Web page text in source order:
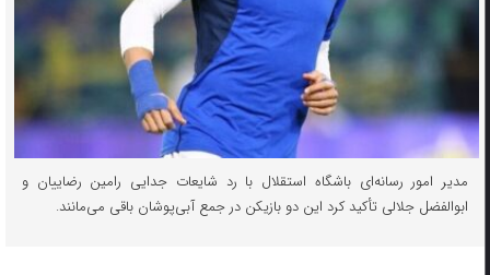
مدیر امور رسانه‌ای باشگاه استقلال با رد شایعات جدایی رامین رضاییان و
ابوالفضل جلالی تأکید کرد این دو بازیکن در جمع آبی‌پوشان باقی می‌مانند.